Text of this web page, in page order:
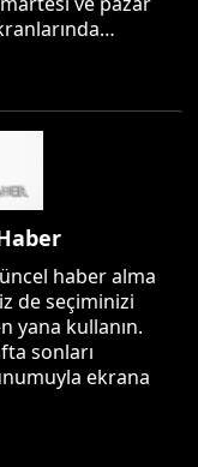
haber alma
de seçiminizi
yana kullanın.
sonları
ekrana